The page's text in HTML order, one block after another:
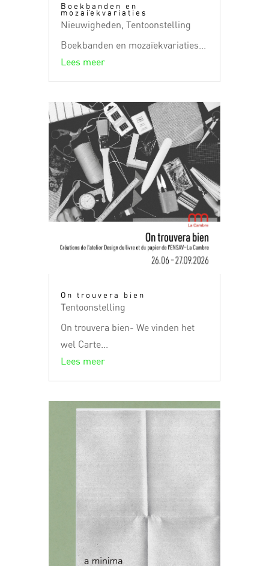
Boekbanden en
mozaïekvariaties
Nieuwigheden, Tentoonstelling
Boekbanden en mozaïekvariaties...
Lees meer
On trouvera bien
Tentoonstelling
On trouvera bien- We vinden het
wel Carte...
Lees meer